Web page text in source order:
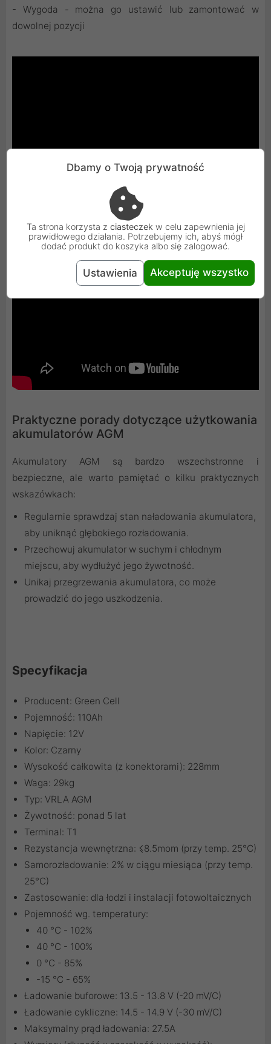
- Wygoda - można go ustawić lub zamontować w
dowolnej pozycji
Praktyczne porady dotyczące użytkowania
akumulatorów AGM
Akumulatory AGM są bardzo wszechstronne i
bezpieczne, ale warto pamiętać o kilku praktycznych
wskazówkach:
Regularnie sprawdzaj stan naładowania akumulatora,
aby uniknąć głębokiego rozładowania.
Przechowuj akumulator w suchym i chłodnym
miejscu, aby wydłużyć jego żywotność.
Unikaj przegrzewania akumulatora, co może
prowadzić do jego uszkodzenia.
Specyfikacja
Producent: Green Cell
Pojemność: 110Ah
Napięcie: 12V
Kolor: Czarny
Wysokość całkowita (z konektorami): 228mm
Waga: 29kg
Typ: VRLA AGM
Żywotność: ponad 5 lat
Terminal: T1
Rezystancja wewnętrzna: ⩽8.5mom (przy temp. 25°C)
Samorozładowanie: 2% w ciągu miesiąca (przy temp.
25°C)
Zastosowanie: dla łodzi i instalacji fotowoltaicznych
Pojemność wg. temperatury:
40 °C - 102%
40 °C - 100%
0 °C - 85%
-15 °C - 65%
Ładowanie buforowe: 13.5 - 13.8 V (-20 mV/C)
Ładowanie cykliczne: 14.5 - 14.9 V (-30 mV/C)
Maksymalny prąd ładowania: 27.5A
Dbamy o Twoją prywatność
Ta strona korzysta z ciasteczek w celu zapewnienia jej
prawidłowego działania. Potrzebujemy ich, abyś mógł
dodać produkt do koszyka albo się zalogować.
Ustawienia Akceptuję wszystko